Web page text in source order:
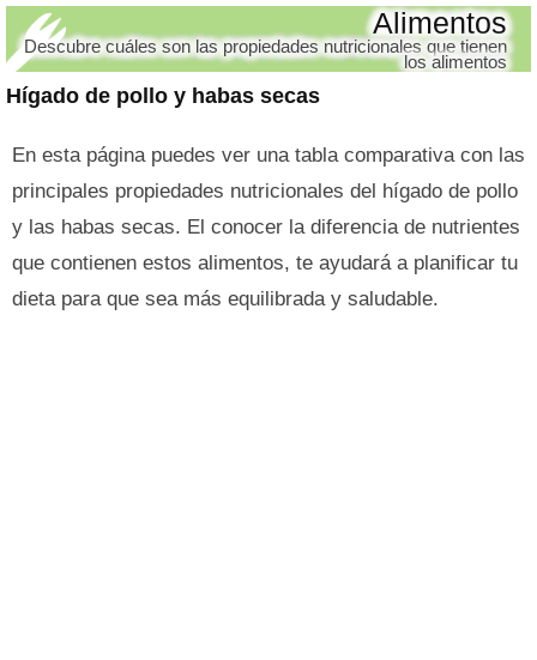
Hígado de pollo y habas secas
Alimentos
Descubre cuáles son las propiedades nutricionales que tienen
los alimentos
En esta página puedes ver una tabla comparativa con las
principales propiedades nutricionales del hígado de pollo
y las habas secas. El conocer la diferencia de nutrientes
que contienen estos alimentos, te ayudará a planificar tu
dieta para que sea más equilibrada y saludable.